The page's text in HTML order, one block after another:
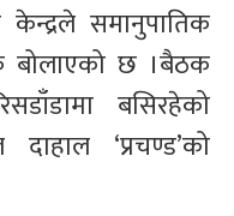
समानुपातिक
बोलाएको छ ।बैठक
बसिरहेको
‘प्रचण्ड’को